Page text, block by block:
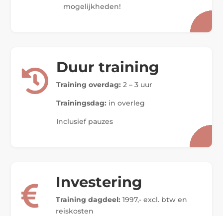
mogelijkheden!

Duur training
Training overdag: 2 – 3 uur
Trainingsdag: in overleg
Inclusief pauzes

Investering
Training dagdeel: 1997,- excl. btw en
reiskosten